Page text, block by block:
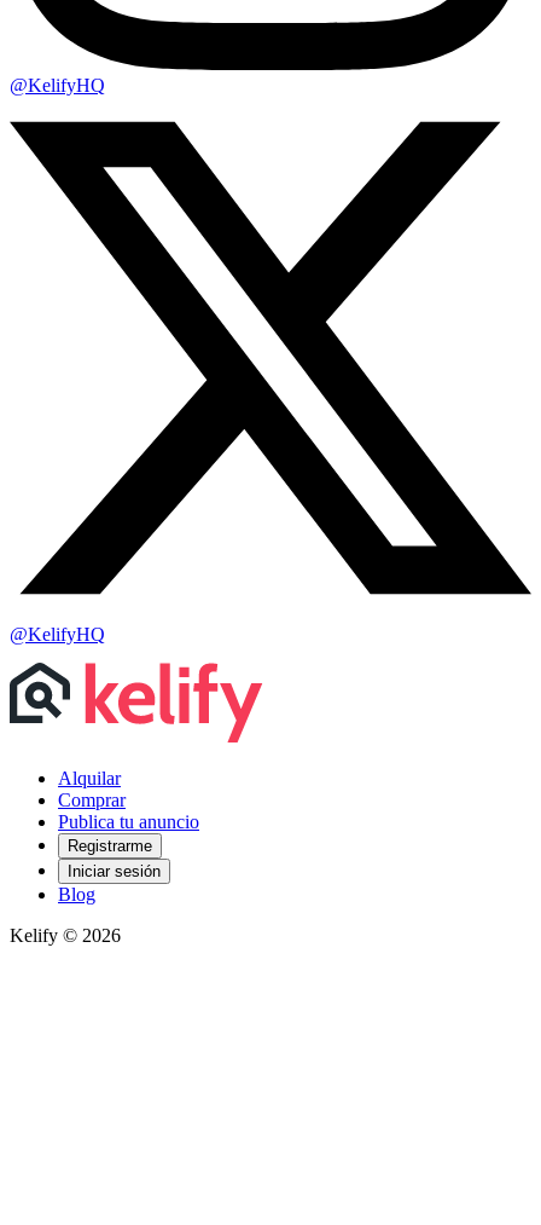
@KelifyHQ
@KelifyHQ
Alquilar
Comprar
Publica tu anuncio
Registrarme
Iniciar sesión
Blog
Kelify © 2026